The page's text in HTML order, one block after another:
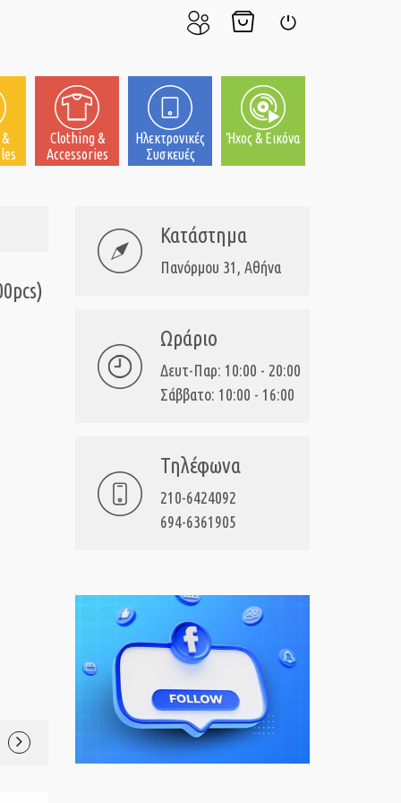
μου
Clothing &
Accessories
Ηλεκτρονικές
Συσκευές
Ήχος & Εικόνα
Κατάστημα
Πανόρμου 31, Αθήνα
Ωράριο
Δευτ-Παρ: 10:00 - 20:00
Σάββατο: 10:00 - 16:00
Τηλέφωνα
210-6424092
694-6361905